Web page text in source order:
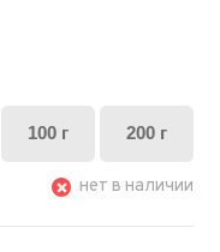
100 г 200 г
нет в наличии